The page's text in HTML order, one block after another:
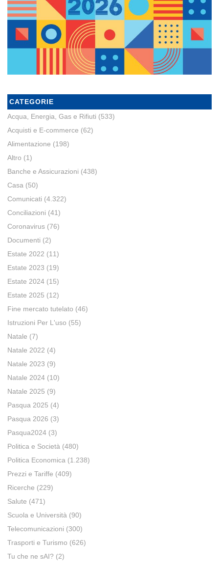
CATEGORIE
Acqua, Energia, Gas e Rifiuti (533)
Acquisti e E-commerce (62)
Alimentazione (198)
Altro (1)
Banche e Assicurazioni (438)
Casa (50)
Comunicati (4.322)
Conciliazioni (41)
Coronavirus (76)
Documenti (2)
Estate 2022 (11)
Estate 2023 (19)
Estate 2024 (15)
Estate 2025 (12)
Fine mercato tutelato (46)
Istruzioni Per L'uso (55)
Natale (7)
Natale 2022 (4)
Natale 2023 (9)
Natale 2024 (10)
Natale 2025 (9)
Pasqua 2025 (4)
Pasqua 2026 (3)
Pasqua2024 (3)
Politica e Società (480)
Politica Economica (1.238)
Prezzi e Tariffe (409)
Ricerche (229)
Salute (471)
Scuola e Università (90)
Telecomunicazioni (300)
Trasporti e Turismo (626)
Tu che ne sAI? (2)